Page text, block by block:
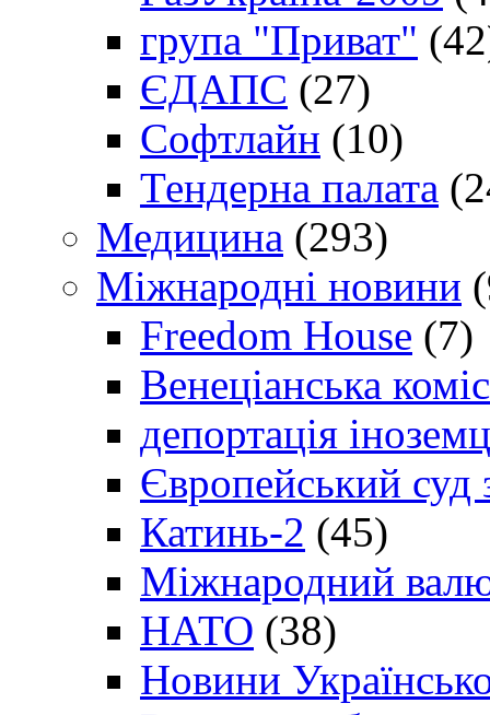
група "Приват"
ЄДАПС (27)
Софтлайн (10)
Тендерна палата
Медицина (293)
Міжнародні новини
Freedom House (7)
Венеціанська
депортація
Європейський
Катинь-2 (45)
Міжнародний
НАТО (38)
Новини